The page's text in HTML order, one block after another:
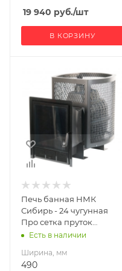
19 940 руб./шт
В КОРЗИНУ
Ширина, мм
Глубина, мм
760
Высота, мм
710
Вид топлива
Длина дров, мм
450
Масса камней, кг
180
Гарантия, мес.
Печь банная НМК
Сибирь - 24 чугунная
Про сетка пруток
панорама
Есть в наличии
Ширина, мм
490